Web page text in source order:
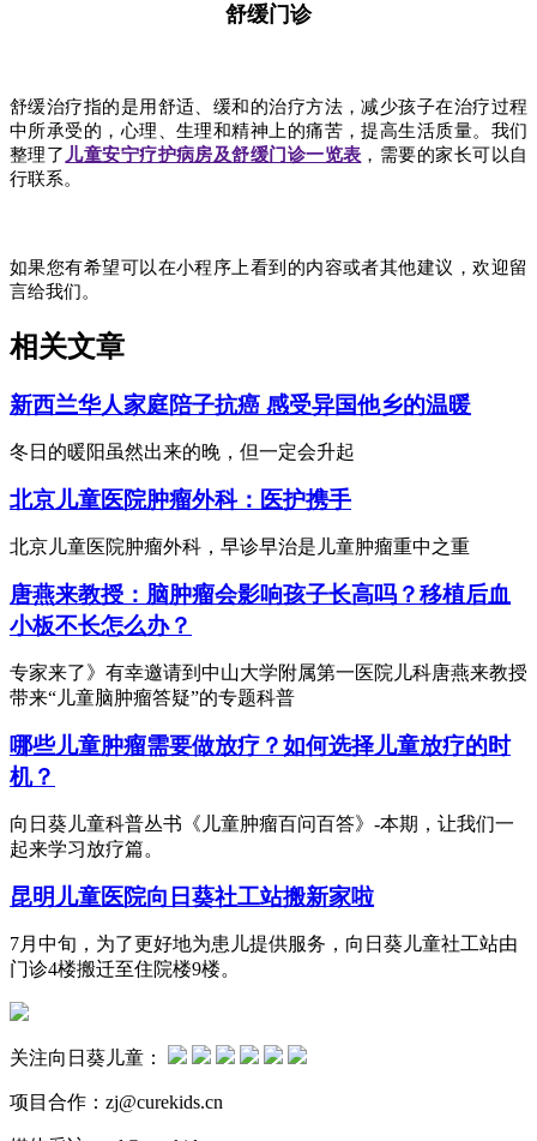
舒缓门诊
舒缓治疗指的是用舒适、缓和的治疗方法，减少孩子在治疗过程
中所承受的，心理、生理和精神上的痛苦，提高生活质量。我们
整理了 儿童安宁疗护病房及舒缓门诊一览表 ，需要的家长可以自
行联系。
如果您有希望可以在小程序上看到的内容或者其他建议，欢迎留
言给我们。
相关文章
新西兰华人家庭陪子抗癌 感受异国他乡的温暖
冬日的暖阳虽然出来的晚，但一定会升起
北京儿童医院肿瘤外科：医护携手
北京儿童医院肿瘤外科，早诊早治是儿童肿瘤重中之重
唐燕来教授：脑肿瘤会影响孩子长高吗？移植后血
小板不长怎么办？
专家来了》有幸邀请到中山大学附属第一医院儿科唐燕来教授
带来“儿童脑肿瘤答疑”的专题科普
哪些儿童肿瘤需要做放疗？如何选择儿童放疗的时
机？
向日葵儿童科普丛书《儿童肿瘤百问百答》-本期，让我们一
起来学习放疗篇。
昆明儿童医院向日葵社工站搬新家啦
7月中旬，为了更好地为患儿提供服务，向日葵儿童社工站由
门诊4楼搬迁至住院楼9楼。
关注向日葵儿童：
项目合作：zj@curekids.cn